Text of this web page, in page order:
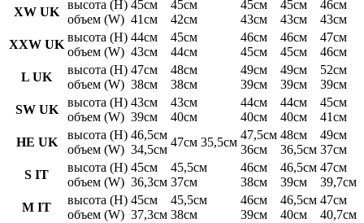
XW UK
высота (H)
объем (W)
45см
41см
45см
42см
45см
43см
45см
43см
46см
43см
XXW UK
высота (H)
объем (W)
44см
43см
45см
44см
46см
45см
46см
45см
47см
46см
L UK
высота (H)
объем (W)
47см
38см
48см
38см
49см
39см
49см
39см
52см
39см
SW UK
высота (H)
объем (W)
43см
39см
43см
40см
44см
40см
44см
40см
45см
41см
HE UK
высота (H)
объем (W)
46,5см
34,5см
47см 35,5см
47,5см
36см
48см
36,5см
49см
37см
S IT
высота (H)
объем (W)
45см
36,3см
45,5см
37см
46см
38см
46,5см
39см
47см
39,7см
M IT
высота (H)
объем (W)
45см
37,3см
45,5см
38см
46см
39см
46,5см
40см
47см
40,7см